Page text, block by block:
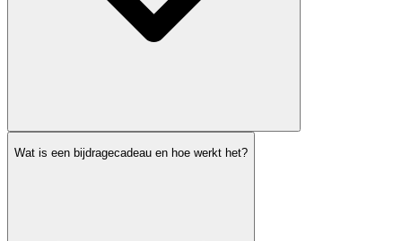
Wat is een bijdragecadeau en hoe werkt het?